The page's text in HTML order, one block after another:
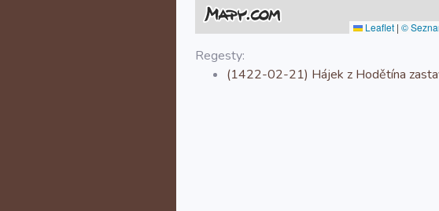
Leaflet | ©
Regesty:
(1422-02-21) Hájek z Hodětína